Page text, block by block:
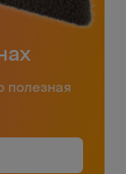
полезная